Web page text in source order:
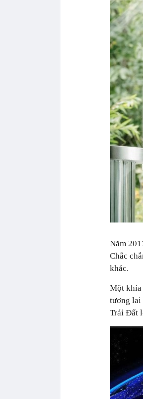
Năm
Chắc
khác.
Một khía
tương lai
Trái Đất